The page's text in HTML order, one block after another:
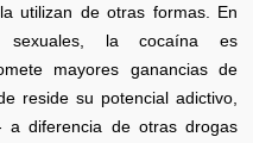
utilizan de otras formas. En
sexuales, la cocaína es
mayores ganancias de
reside su potencial adictivo,
a diferencia de otras drogas